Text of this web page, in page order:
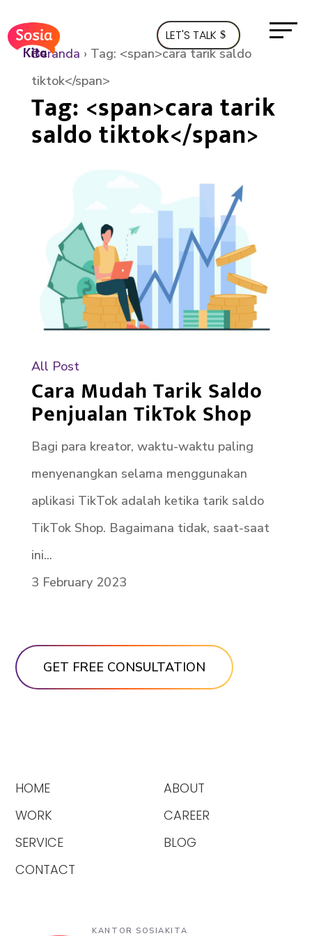
LET'S TALK
Beranda › Tag: <span>cara tarik saldo
tiktok</span>
Tag: <span>cara tarik
saldo tiktok</span>
All Post
Cara Mudah Tarik Saldo
Penjualan TikTok Shop
Bagi para kreator, waktu-waktu paling
menyenangkan selama menggunakan
aplikasi TikTok adalah ketika tarik saldo
TikTok Shop. Bagaimana tidak, saat-saat
ini...
3 February 2023
HOME
WORK
SERVICE
CONTACT
ABOUT
CAREER
BLOG
KANTOR SOSIAKITA